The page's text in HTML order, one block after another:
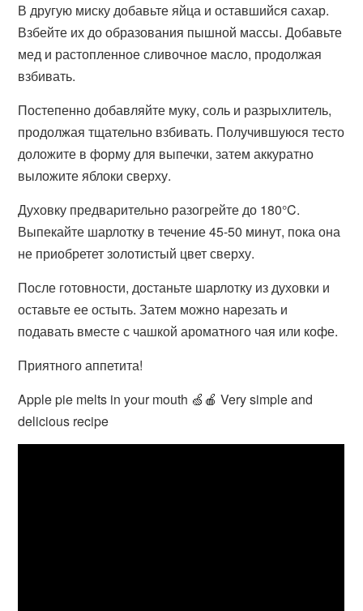
В другую миску добавьте яйца и оставшийся сахар.
Взбейте их до образования пышной массы. Добавьте
мед и растопленное сливочное масло, продолжая
взбивать.
Постепенно добавляйте муку, соль и разрыхлитель,
продолжая тщательно взбивать. Получившуюся тесто
доложите в форму для выпечки, затем аккуратно
выложите яблоки сверху.
Духовку предварительно разогрейте до 180°C.
Выпекайте шарлотку в течение 45-50 минут, пока она
не приобретет золотистый цвет сверху.
После готовности, достаньте шарлотку из духовки и
оставьте ее остыть. Затем можно нарезать и
подавать вместе с чашкой ароматного чая или кофе.
Приятного аппетита!
Apple pie melts in your mouth 🍏🍎 Very simple and
delicious recipe